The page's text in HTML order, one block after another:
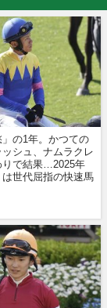
の1年。かつての
シュ、ナムラクレ
りで結果…2025年
は世代屈指の快速馬